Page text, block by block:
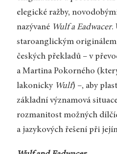
elegické ražby,
nazývané Wulf a Eadwacer.
staroanglickým
českých překladů – v
a Martina Pokorného
lakonicky Wulf) –, aby
základní významová
rozmanitost možných
a jazykových řešení při